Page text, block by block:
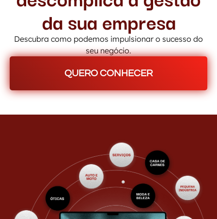
da sua empresa
Descubra como podemos impulsionar o sucesso do
seu negócio.
QUERO CONHECER